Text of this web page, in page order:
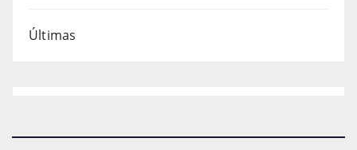
Últimas